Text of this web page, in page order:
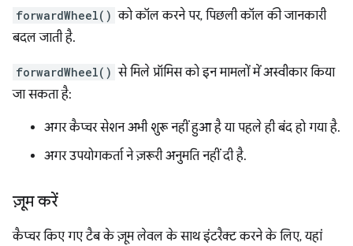
forwardWheel() को कॉल करने पर, पिछली कॉल की जानकारी
बदल जाती है.
forwardWheel() से मिले प्रॉमिस को इन मामलों में अस्वीकार किया
जा सकता है:
अगर कैप्चर सेशन अभी शुरू नहीं हुआ है या पहले ही बंद हो गया है.
अगर उपयोगकर्ता ने ज़रूरी अनुमति नहीं दी है.
ज़ूम करें
कैप्चर किए गए टैब के ज़ूम लेवल के साथ इंटरैक्ट करने के लिए, यहां